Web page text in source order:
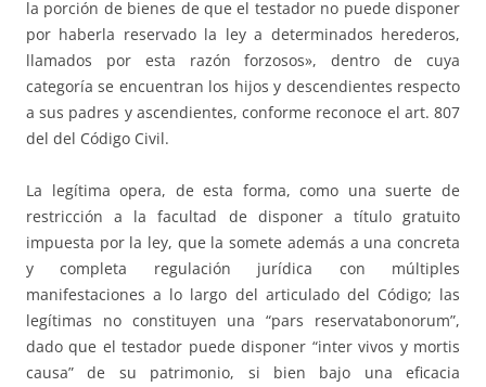
la porción de bienes de que el testador no puede disponer
por haberla reservado la ley a determinados herederos,
llamados por esta razón forzosos», dentro de cuya
categoría se encuentran los hijos y descendientes respecto
a sus padres y ascendientes, conforme reconoce el art. 807
del del Código Civil.
La legítima opera, de esta forma, como una suerte de
restricción a la facultad de disponer a título gratuito
impuesta por la ley, que la somete además a una concreta
y completa regulación jurídica con múltiples
manifestaciones a lo largo del articulado del Código; las
legítimas no constituyen una “pars reservatabonorum”,
dado que el testador puede disponer “inter vivos y mortis
causa” de su patrimonio, si bien bajo una eficacia